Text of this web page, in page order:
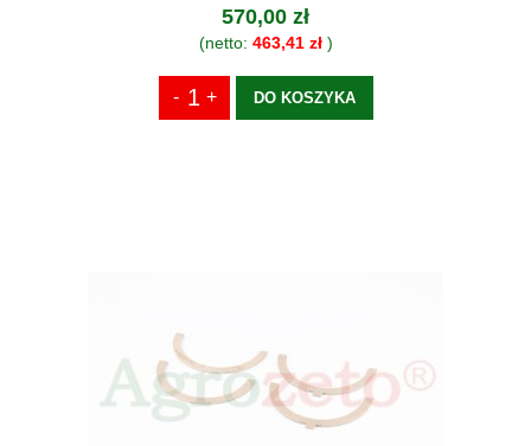
570,00 zł
(netto: 463,41 zł)
DO KOSZYKA